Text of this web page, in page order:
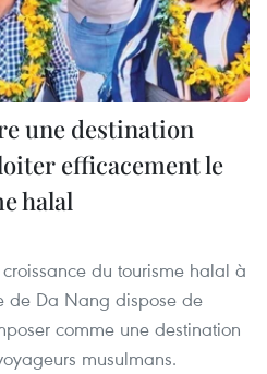
une destination
efficacement le
halal
du tourisme halal à
de Da Nang dispose de
comme une destination
musulmans.